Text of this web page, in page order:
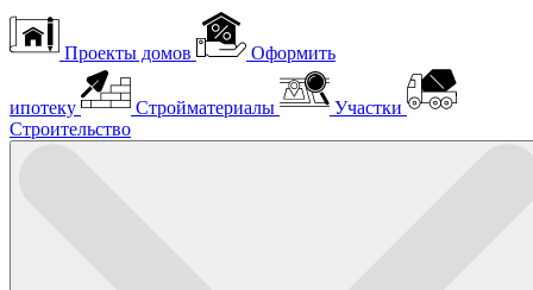
Проекты домов Оформить
ипотеку Стройматериалы
Участки
Строительство